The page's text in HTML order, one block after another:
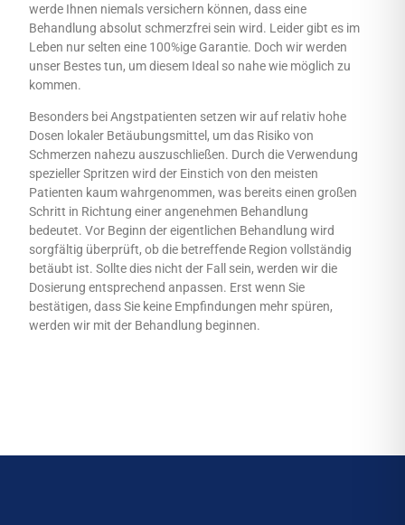
werde Ihnen niemals versichern können, dass eine
Behandlung absolut schmerzfrei sein wird. Leider gibt es im
Leben nur selten eine 100%ige Garantie. Doch wir werden
unser Bestes tun, um diesem Ideal so nahe wie möglich zu
kommen.
Besonders bei Angstpatienten setzen wir auf relativ hohe
Dosen lokaler Betäubungsmittel, um das Risiko von
Schmerzen nahezu auszuschließen. Durch die Verwendung
spezieller Spritzen wird der Einstich von den meisten
Patienten kaum wahrgenommen, was bereits einen großen
Schritt in Richtung einer angenehmen Behandlung
bedeutet. Vor Beginn der eigentlichen Behandlung wird
sorgfältig überprüft, ob die betreffende Region vollständig
betäubt ist. Sollte dies nicht der Fall sein, werden wir die
Dosierung entsprechend anpassen. Erst wenn Sie
bestätigen, dass Sie keine Empfindungen mehr spüren,
werden wir mit der Behandlung beginnen.